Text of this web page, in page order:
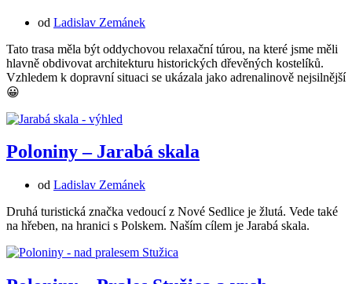
od Ladislav Zemánek
Tato trasa měla být oddychovou relaxační túrou, na které jsme měli
hlavně obdivovat architekturu historických dřevěných kostelíků.
Vzhledem k dopravní situaci se ukázala jako adrenalinově nejsilnější
😀
Poloniny – Jarabá skala
od Ladislav Zemánek
Druhá turistická značka vedoucí z Nové Sedlice je žlutá. Vede také
na hřeben, na hranici s Polskem. Naším cílem je Jarabá skala.